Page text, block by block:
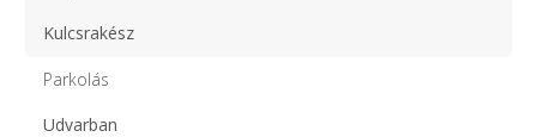
Kulcsrakész
Parkolás
Udvarban